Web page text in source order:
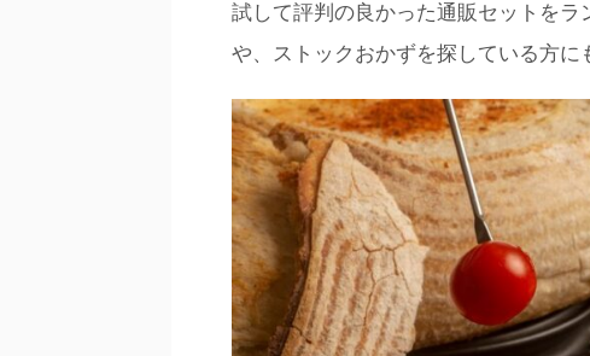
試して評判の良かった通販セットを
や、ストックおかずを探している方に